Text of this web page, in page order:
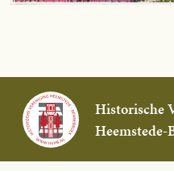
Historische
Heemstede-